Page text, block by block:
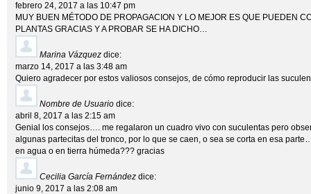
febrero 24, 2017 a las 10:47 pm
MUY BUEN MÉTODO DE PROPAGACION Y LO MEJOR ES QUE PUEDEN
PLANTAS GRACIAS Y A PROBAR SE HA DICHO…
Marina Vázquez dice:
marzo 14, 2017 a las 3:48 am
Quiero agradecer por estos valiosos consejos, de cómo reproducir las
Nombre de Usuario dice:
abril 8, 2017 a las 2:15 am
Genial los consejos…. me regalaron un cuadro vivo con suculentas pero
algunas partecitas del tronco, por lo que se caen, o sea se corta en esa
en agua o en tierra húmeda??? gracias
Cecilia García Fernández dice:
junio 9, 2017 a las 2:08 am